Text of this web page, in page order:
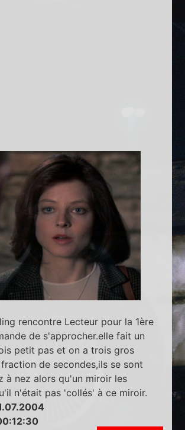
rencontre Lecteur pour la 1ère
de s'approcher.elle fait un
petit pas et on a trois gros
fraction de secondes,ils se sont
à nez alors qu'un miroir les
n'était pas 'collés' à ce miroir.